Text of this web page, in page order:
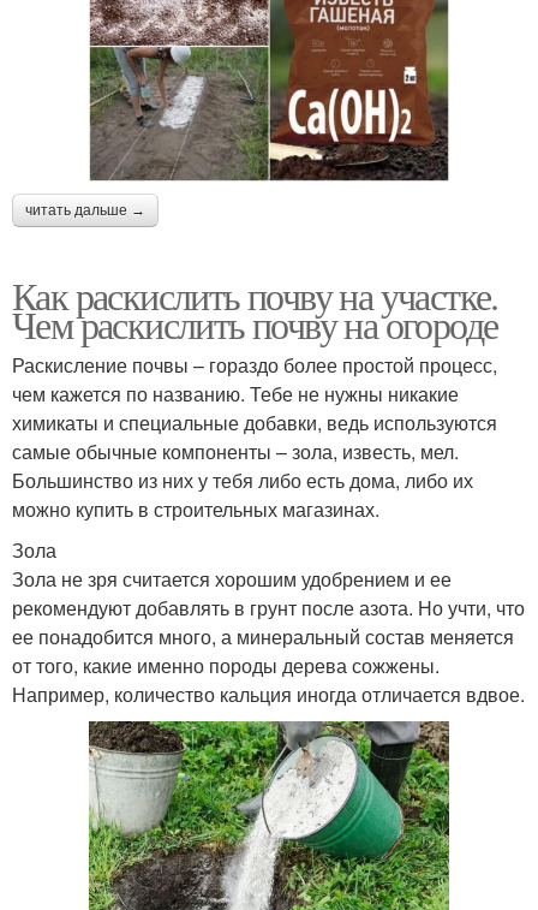
читать дальше →
Как раскислить почву на участке.
Чем раскислить почву на огороде
Раскисление почвы – гораздо более простой процесс,
чем кажется по названию. Тебе не нужны никакие
химикаты и специальные добавки, ведь используются
самые обычные компоненты – зола, известь, мел.
Большинство из них у тебя либо есть дома, либо их
можно купить в строительных магазинах.
Зола
Зола не зря считается хорошим удобрением и ее
рекомендуют добавлять в грунт после азота. Но учти, что
ее понадобится много, а минеральный состав меняется
от того, какие именно породы дерева сожжены.
Например, количество кальция иногда отличается вдвое.